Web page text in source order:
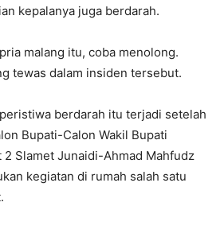
kepalanya juga berdarah.
malang itu, coba menolong.
tewas dalam insiden tersebut.
berdarah itu terjadi setelah
Bupati-Calon Wakil Bupati
2 Slamet Junaidi-Ahmad Mahfudz
kegiatan di rumah salah satu